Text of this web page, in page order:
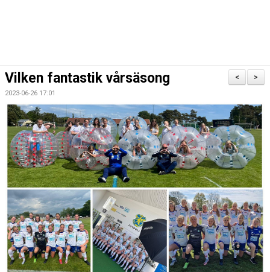
TRUPPEN
BILDGALLERI
DOKUMENT
KONTAKT
>
<
Vilken fantastik vårsäsong
2023-06-26 17:01